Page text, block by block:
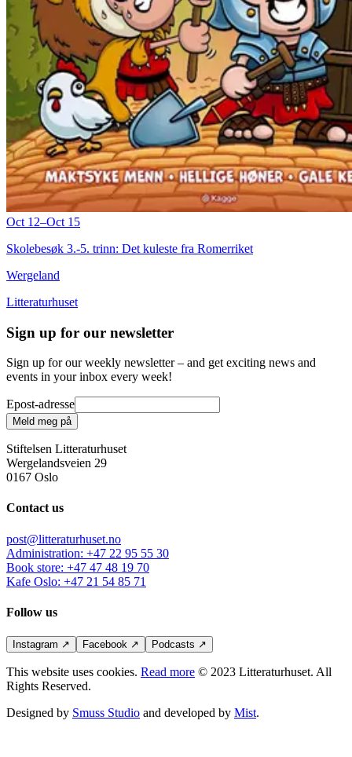
Oct 12–Oct 15
Skolebesøk 3.-5. trinn: Det kuleste fra Romerriket
Wergeland
Litteraturhuset
Sign up for our newsletter
Sign up for our weekly newsletter – and get exciting news and
events in your inbox every week!
Epost-adresse
Meld meg på
Stiftelsen Litteraturhuset
Wergelandsveien 29
0167 Oslo
Contact us
post@litteraturhuset.no
Administration: +47 22 95 55 30
Book store: +47 47 48 19 70
Kafe Oslo: +47 21 54 85 71
Follow us
Instagram ↗ Facebook ↗ Podcasts ↗
This website uses cookies. Read more © 2023 Litteraturhuset. All
Rights Reserved.
Designed by Smuss Studio and developed by Mist.